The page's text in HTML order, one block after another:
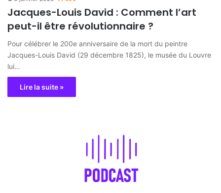
Jacques-Louis David : Comment l’art
peut-il être révolutionnaire ?
Pour célébrer le 200e anniversaire de la mort du peintre
Jacques-Louis David (29 décembre 1825), le musée du Louvre
lui…
Lire la suite »